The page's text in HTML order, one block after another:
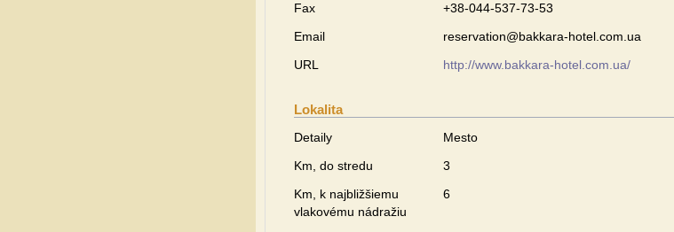
Fax
+38-044-537-73-53
Email
reservation@bakkara-hotel.com.ua
URL
http://www.bakkara-hotel.com.ua/
Lokalita
Detaily
Mesto
Km, do stredu
3
Km, k najbližšiemu
vlakovému nádražiu
6